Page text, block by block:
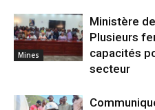
Mines
Ministère
Plusieurs
capacités
secteur